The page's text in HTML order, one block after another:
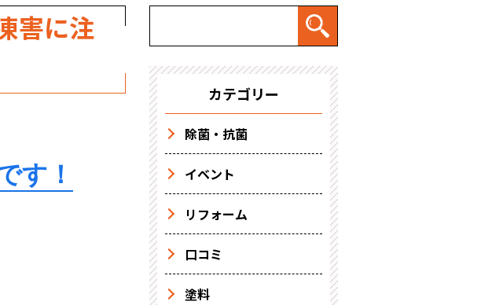
害に注
す！
カテゴリー
除菌・抗菌
イベント
リフォーム
口コミ
塗料